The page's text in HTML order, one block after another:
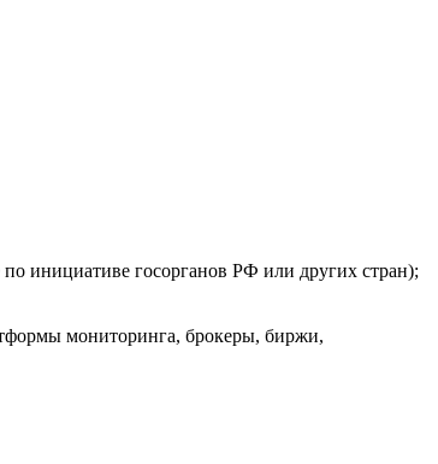
инициативе госорганов РФ или других стран);
мониторинга, брокеры, биржи,